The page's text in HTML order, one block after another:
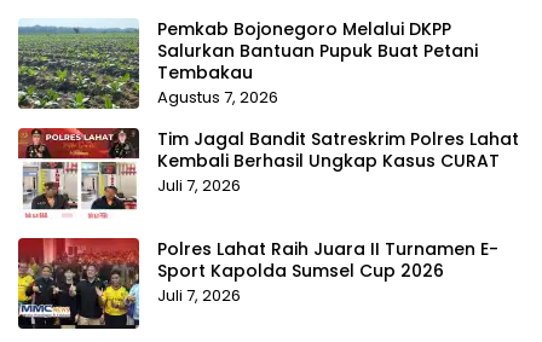
Pemkab Bojonegoro Melalui DKPP
Salurkan Bantuan Pupuk Buat Petani
Tembakau
Agustus 7, 2026
Tim Jagal Bandit Satreskrim Polres Lahat
Kembali Berhasil Ungkap Kasus CURAT
Juli 7, 2026
Polres Lahat Raih Juara II Turnamen E-
Sport Kapolda Sumsel Cup 2026
Juli 7, 2026